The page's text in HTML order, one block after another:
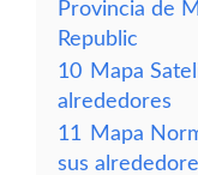
Provincia de
Republic
10 Mapa
alrededores
11
Mapa
sus